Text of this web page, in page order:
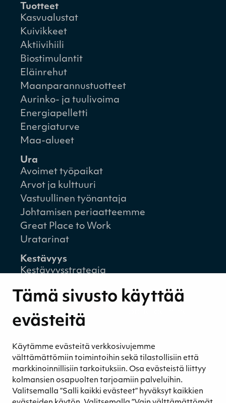
Tämä sivusto käyttää
evästeitä
Käytämme evästeitä verkkosivujemme
välttämättömiin toimintoihin sekä tilastollisiin että
markkinoinnillisiin tarkoituksiin. Osa evästeistä liittyy
kolmansien osapuolten tarjoamiin palveluihin.
Valitsemalla ”Salli kaikki evästeet” hyväksyt kaikkien
Tuotteet
Kasvualustat
Kuivikkeet
Aktiivihiili
Biostimulantit
Eläinrehut
Maanparannustuotteet
Aurinko- ja tuulivoima
Energiapelletti
Energiaturve
Maa-alueet
Ura
Avoimet työpaikat
Arvot ja kulttuuri
Vastuullinen työnantaja
Johtamisen periaatteemme
Great Place to Work
Uratarinat
Kestävyys
Kestävyysstrategia
Ympäristövastuu
Henkilöstömme ja kumppaneidemme
hyvinvointi
Turvetuotannon kestävyys
Kestävyyden johtaminen
Retkeilykohteet
Media